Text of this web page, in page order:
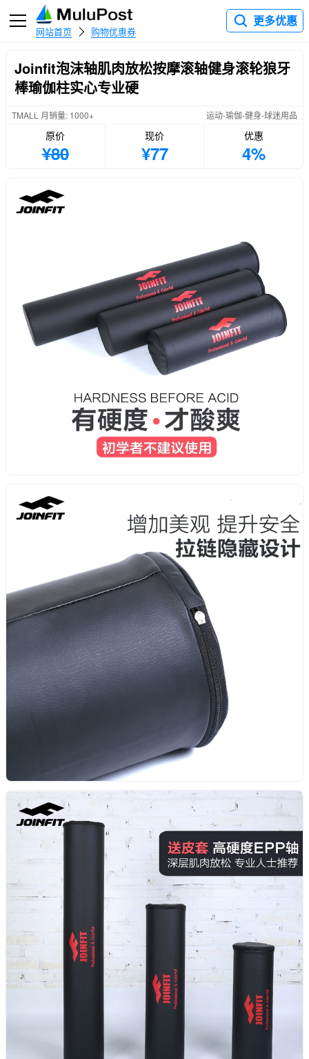
网站首页 购物优惠券
更多优惠
Joinfit泡沫轴肌肉放松按摩滚轴健身滚轮狼牙
棒瑜伽柱实心专业硬
TMALL 月销量: 1000+ 运动-瑜伽-健身-球迷用品
原价
¥80
现价
¥77
优惠
4%